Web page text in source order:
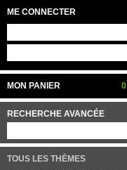
ME CONNECTER
MON PANIER 0
RECHERCHE AVANCÉE
TOUS LES THÈMES